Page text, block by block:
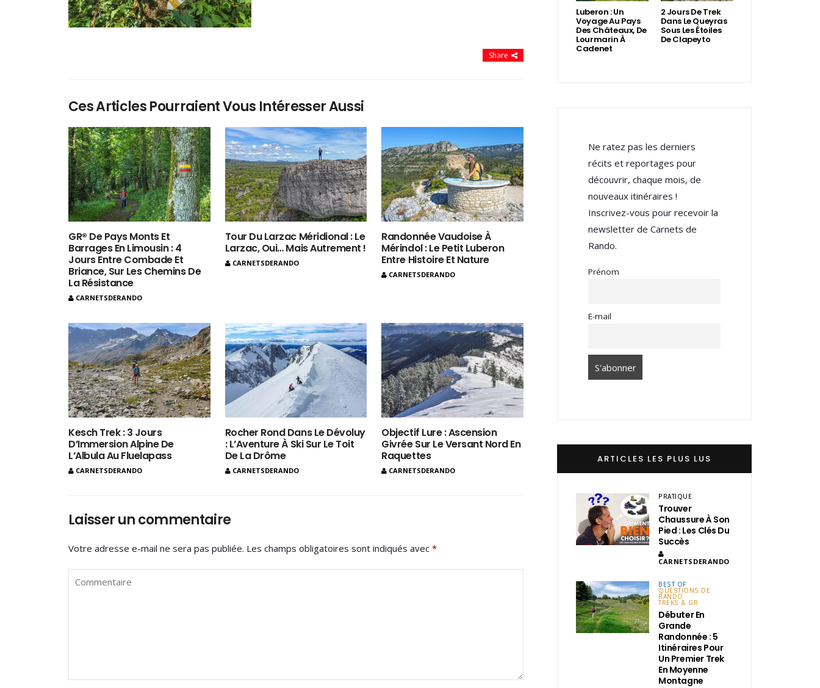
Share
Ces Articles Pourraient Vous Intéresser Aussi
GR® De Pays Monts Et
Barrages En Limousin : 4
Jours Entre Combade Et
Briance, Sur Les Chemins De
La Résistance
CARNETSDERANDO
Tour Du Larzac Méridional : Le
Larzac, Oui… Mais Autrement !
CARNETSDERANDO
Randonnée Vaudoise À
Mérindol : Le Petit Luberon
Entre Histoire Et Nature
CARNETSDERANDO
Kesch Trek : 3 Jours
D’Immersion Alpine De
L’Albula Au Fluelapass
CARNETSDERANDO
Rocher Rond Dans Le Dévoluy
: L’Aventure À Ski Sur Le Toit
De La Drôme
CARNETSDERANDO
Objectif Lure : Ascension
Givrée Sur Le Versant Nord En
Raquettes
CARNETSDERANDO
Laisser un commentaire
Votre adresse e-mail ne sera pas publiée. Les champs obligatoires sont indiqués avec *
Luberon : Un
Voyage Au Pays
Des Châteaux, De
Lourmarin À
Cadenet
2 Jours De Trek
Dans Le Queyras
Sous Les Étoiles
De Clapeyto
Ne ratez pas les derniers
récits et reportages pour
découvrir, chaque mois, de
nouveaux itinéraires !
Inscrivez-vous pour recevoir la
newsletter de Carnets de
Rando.
Prénom
E-mail
ARTICLES LES PLUS LUS
PRATIQUE
Trouver
Chaussure À Son
Pied : Les Clés Du
Succès
CARNETSDERANDO
BEST OF
QUESTIONS DE
RANDO
TREKS & GR
Débuter En
Grande
Randonnée : 5
Itinéraires Pour
Un Premier Trek
En Moyenne
Montagne